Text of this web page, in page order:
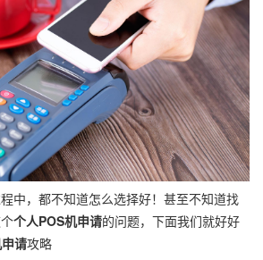
中，都不知道怎么选择好！甚至不知道找
个人POS机申请的问题，下面我们就好好
请攻略